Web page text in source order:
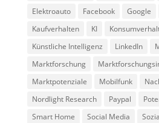
Elektroauto
Facebook Google
Kaufverhalten
KI
Künstliche Intelligenz
LinkedIn
Marktforschung
Marktpotenziale
Mobilfunk
Nordlight Research
Paypal
Smart Home
Social Media